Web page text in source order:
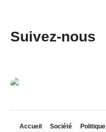
Suivez-nous
Accueil Société Politique